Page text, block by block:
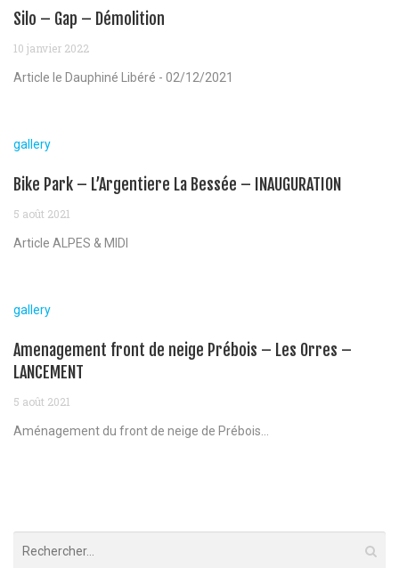
Silo – Gap – Démolition
10 janvier 2022
Article le Dauphiné Libéré - 02/12/2021
gallery
Bike Park – L’Argentiere La Bessée – INAUGURATION
5 août 2021
Article ALPES & MIDI
gallery
Amenagement front de neige Prébois – Les Orres –
LANCEMENT
5 août 2021
Aménagement du front de neige de Prébois...